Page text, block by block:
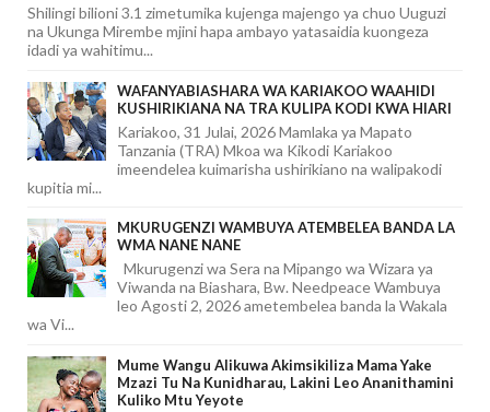
Shilingi bilioni 3.1 zimetumika kujenga majengo ya chuo Uuguzi
na Ukunga Mirembe mjini hapa ambayo yatasaidia kuongeza
idadi ya wahitimu...
WAFANYABIASHARA WA KARIAKOO WAAHIDI
KUSHIRIKIANA NA TRA KULIPA KODI KWA HIARI
Kariakoo, 31 Julai, 2026 Mamlaka ya Mapato
Tanzania (TRA) Mkoa wa Kikodi Kariakoo
imeendelea kuimarisha ushirikiano na walipakodi
kupitia mi...
MKURUGENZI WAMBUYA ATEMBELEA BANDA LA
WMA NANE NANE
Mkurugenzi wa Sera na Mipango wa Wizara ya
Viwanda na Biashara, Bw. Needpeace Wambuya
leo Agosti 2, 2026 ametembelea banda la Wakala
wa Vi...
Mume Wangu Alikuwa Akimsikiliza Mama Yake
Mzazi Tu Na Kunidharau, Lakini Leo Ananithamini
Kuliko Mtu Yeyote